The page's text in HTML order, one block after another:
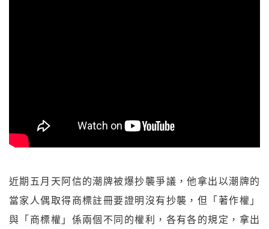
近期五月天阿信的潮牌被爆抄襲爭議，他拿出以潮牌的
當家人偶取得商標註冊要證明沒有抄襲，但「著作權」
與「商標權」係兩個不同的權利，各有各的規定，拿出